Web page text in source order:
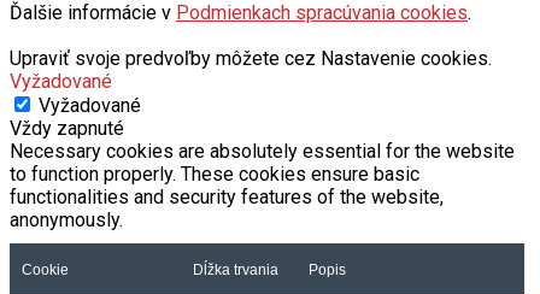
Ďalšie informácie v Podmienkach spracúvania cookies.
Upraviť svoje predvoľby môžete cez Nastavenie cookies.
Vyžadované
Vyžadované
Vždy zapnuté
Necessary cookies are absolutely essential for the website
to function properly. These cookies ensure basic
functionalities and security features of the website,
anonymously.
Cookie Dĺžka trvania Popis